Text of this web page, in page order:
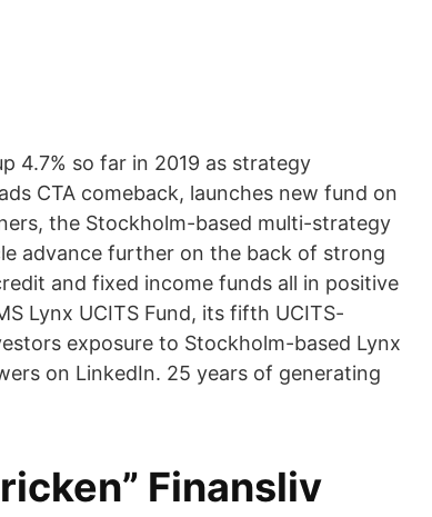
4.7% so far in 2019 as strategy
CTA comeback, launches new fund on
the Stockholm-based multi-strategy
advance further on the back of strong
and fixed income funds all in positive
Lynx UCITS Fund, its fifth UCITS-
exposure to Stockholm-based Lynx
on LinkedIn. 25 years of generating
Finansliv